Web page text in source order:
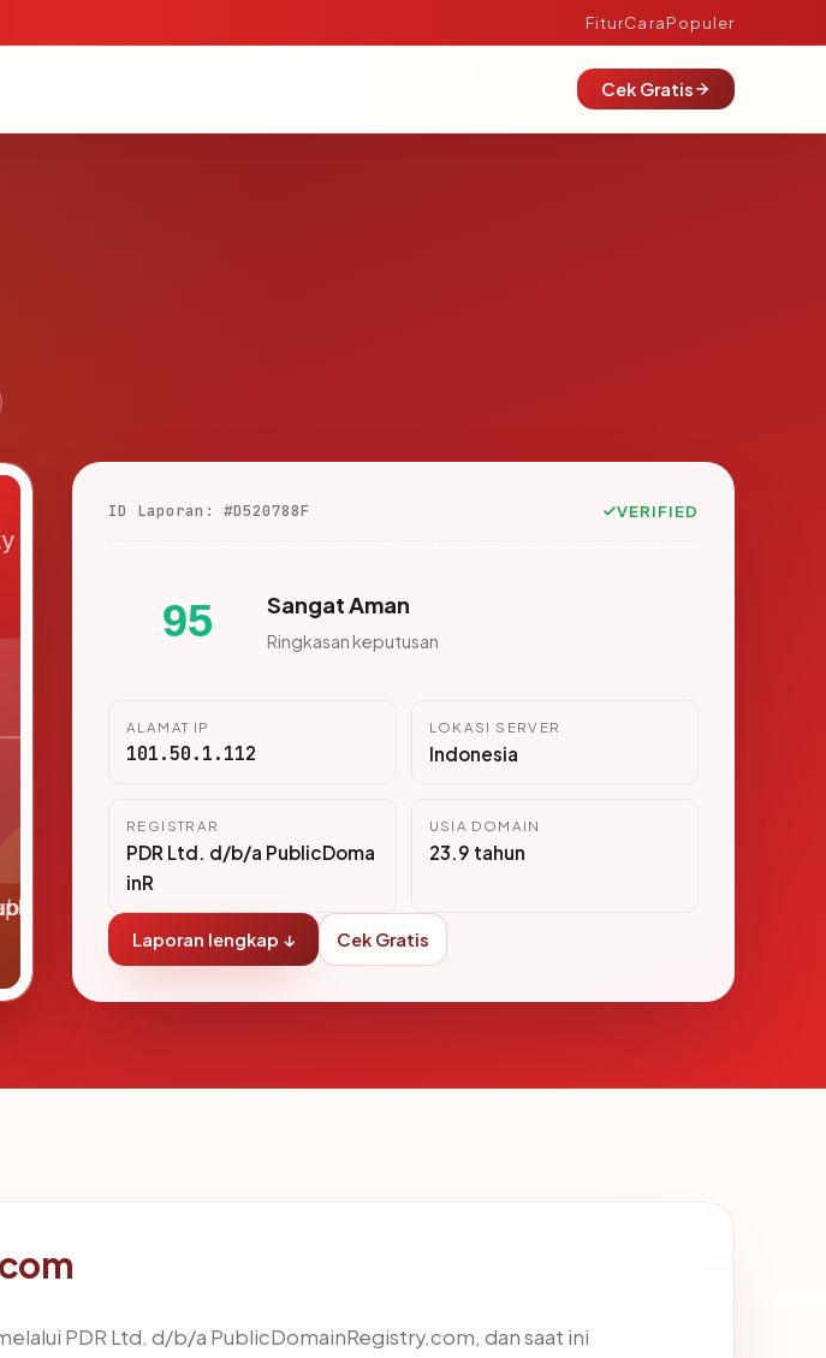
FiturCaraPopuler
Cek Gratis
ID Laporan: #D520788F VERIFIED
95 Sangat Aman
Ringkasan keputusan
ALAMAT IP
101.50.1.112
LOKASI SERVER
Indonesia
REGISTRAR
PDR Ltd. d/b/a PublicDoma
inR
USIA DOMAIN
23.9 tahun
Laporan lengkap ↓ Cek Gratis
PDR Ltd. d/b/a PublicDomainRegistry.com, dan saat ini